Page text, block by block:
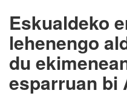
Eskualdeko
lehenengo
du
esparruan bi